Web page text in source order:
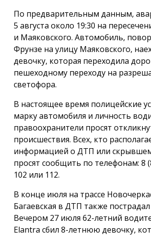
По предварительным данным,
5 августа около 19:30 на
и Маяковского. Автомобиль,
Фрунзе на улицу Маяковского,
девочку, которая переходила
пешеходному переходу на
светофора.
В настоящее время полицейские
марку автомобиля и личность
правоохранители просят
происшествия. Всех, кто
информацией о ДТП или
просят сообщить по телефонам: 8
102 или 112.
В конце июля на трассе
Багаевская в ДТП также пострадал
Вечером 27 июля 62-летний
Elantra сбил 8-летнюю девочку,